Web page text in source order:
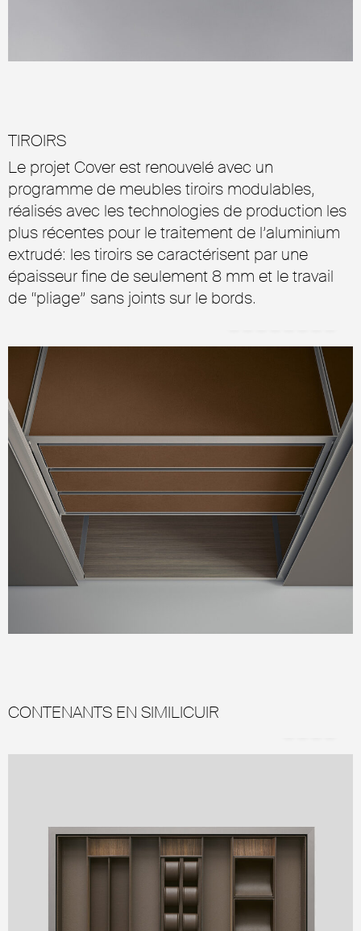
TIROIRS
Le projet Cover est renouvelé avec un
programme de meubles tiroirs modulables,
réalisés avec les technologies de production les
plus récentes pour le traitement de l’aluminium
extrudé: les tiroirs se caractérisent par une
épaisseur fine de seulement 8 mm et le travail
de “pliage” sans joints sur le bords.
CONTENANTS EN SIMILICUIR